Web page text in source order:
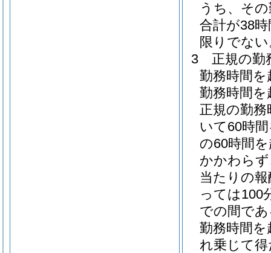
うち、そ
合計が38
限りでな
3
正規の勤
勤務時間
勤務時間
正規の勤
いて60時
の60時間
かかわら
当たりの
っては100
での間で
勤務時間
れ乗じて